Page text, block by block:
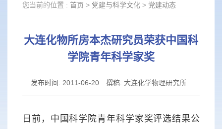
您当前的位置 : 首页 > 党建与科学文化 > 党建动态
大连化物所房本杰研究员荣获中国科
学院青年科学家奖
发布时间: 2011-06-20 撰稿: 大连化学物理研究所
日前，中国科学院青年科学家奖评选结果公